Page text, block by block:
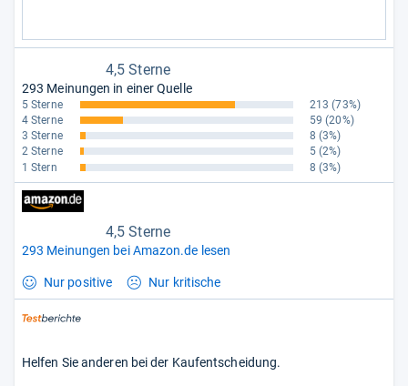
4,5 Sterne
293 Meinungen in einer Quelle
5 Sterne 213 (73%)
4 Sterne
59 (20%)
3 Sterne
8 (3%)
2 Sterne
5 (2%)
1 Stern
8 (3%)
4,5 Sterne
293 Meinungen bei Amazon.de lesen
Nur positive Nur kritische
Helfen Sie anderen bei der Kaufentscheidung.